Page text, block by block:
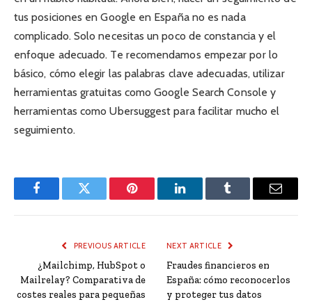
tus posiciones en Google en España no es nada
complicado. Solo necesitas un poco de constancia y el
enfoque adecuado. Te recomendamos empezar por lo
básico, cómo elegir las palabras clave adecuadas, utilizar
herramientas gratuitas como Google Search Console y
herramientas como Ubersuggest para facilitar mucho el
seguimiento.
FacebookTwitter Pinterest LinkedInTumblr Email
PREVIOUS ARTICLE
¿Mailchimp, HubSpot o
Mailrelay? Comparativa de
costes reales para pequeñas
NEXT ARTICLE
Fraudes financieros en
España: cómo reconocerlos
y proteger tus datos